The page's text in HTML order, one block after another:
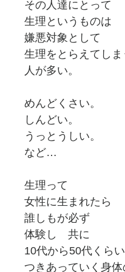
その人達にとって
生理というものは
嫌悪対象として
生理をとらえてしま
人が多い。
めんどくさい。
しんどい。
うっとうしい。
など…
生理って
女性に生まれたら
誰しもが必ず
体験し　共に
10代から50代くら
つきあっていく身体